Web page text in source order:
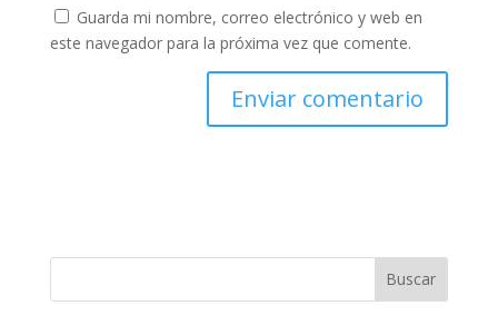
Guarda mi nombre, correo electrónico y web en
este navegador para la próxima vez que comente.
Buscar